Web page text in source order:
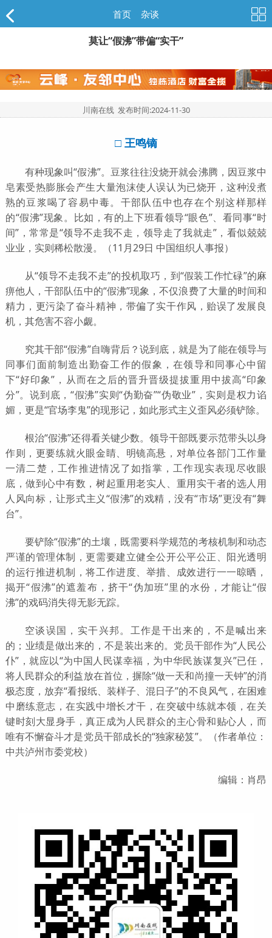
首页 杂谈
莫让“假沸”带偏“实干”
川南在线 发布时间:2024-11-30
□ 王鸣镝
有种现象叫“假沸”。豆浆往往没烧开就会沸腾，因豆浆中
皂素受热膨胀会产生大量泡沫使人误认为已烧开，这种没煮
熟的豆浆喝了容易中毒。干部队伍中也存在个别这样那样
的“假沸”现象。比如，有的上下班看领导“眼色”、看同事“时
间”，常常是“领导不走我不走，领导走了我就走”，看似兢兢
业业，实则稀松散漫。（11月29日 中国组织人事报）
从“领导不走我不走”的投机取巧，到“假装工作忙碌”的麻
痹他人，干部队伍中的“假沸”现象，不仅浪费了大量的时间和
精力，更污染了奋斗精神，带偏了实干作风，贻误了发展良
机，其危害不容小觑。
究其干部“假沸”自嗨背后？说到底，就是为了能在领导与
同事们面前制造出勤奋工作的假象，在领导和同事心中留
下“好印象”，从而在之后的晋升晋级提拔重用中拔高“印象
分”。说到底，“假沸”实则“伪勤奋”“伪敬业”，实则是权力谄
媚，更是“官场李鬼”的现形记，如此形式主义歪风必须铲除。
根治“假沸”还得看关键少数。领导干部既要示范带头以身
作则，更要练就火眼金睛、明镜高悬，对单位各部门工作量
一清二楚，工作推进情况了如指掌，工作现实表现尽收眼
底，做到心中有数，树起重用老实人、重用实干者的选人用
人风向标，让形式主义“假沸”的戏精，没有“市场”更没有“舞
台”。
要铲除“假沸”的土壤，既需要科学规范的考核机制和动态
严谨的管理体制，更需要建立健全公开公平公正、阳光透明
的运行推进机制，将工作进度、举措、成效进行一一晾晒，
揭开“假沸”的遮羞布，挤干“伪加班”里的水份，才能让“假
沸”的戏码消失得无影无踪。
空谈误国，实干兴邦。工作是干出来的，不是喊出来
的；业绩是做出来的，不是装出来的。党员干部作为“人民公
仆”，就应以“为中国人民谋幸福，为中华民族谋复兴”已任，
将人民群众的利益放在首位，摒除“做一天和尚撞一天钟”的消
极态度，放弃“看报纸、装样子、混日子”的不良风气，在困难
中磨练意志，在实践中增长才干，在突破中练就本领，在关
键时刻大显身手，真正成为人民群众的主心骨和贴心人，而
唯有不懈奋斗才是党员干部成长的“独家秘笈”。（作者单位：
中共泸州市委党校）
编辑：肖昂